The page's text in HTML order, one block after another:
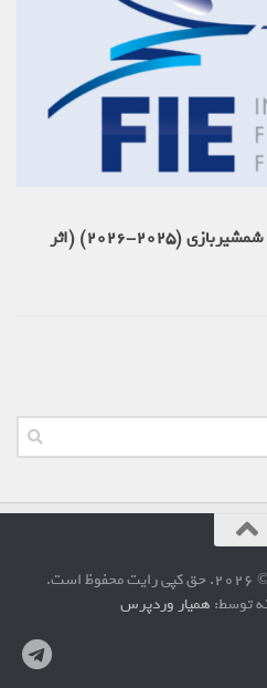
قوانین تکنیکی فدراسیون جهانی شمشیربازی (2025-2026) (اثر
توسط:همیار وردپرس